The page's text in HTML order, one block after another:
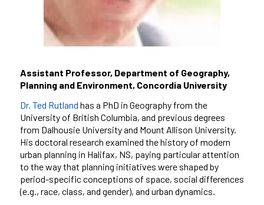
Assistant Professor, Department of Geography,
Planning and Environment, Concordia University
Dr. Ted Rutland has a PhD in Geography from the
University of British Columbia, and previous degrees
from Dalhousie University and Mount Allison University.
His doctoral research examined the history of modern
urban planning in Halifax, NS, paying particular attention
to the way that planning initiatives were shaped by
period-specific conceptions of space, social differences
(e.g., race, class, and gender), and urban dynamics.